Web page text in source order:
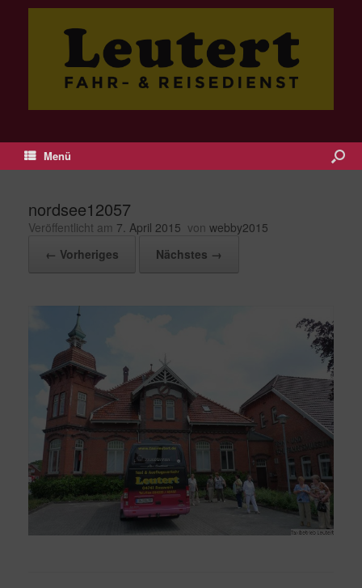
Menü
nordsee12057
Veröffentlicht am 7. April 2015 von webby2015
← Vorheriges
Nächstes →